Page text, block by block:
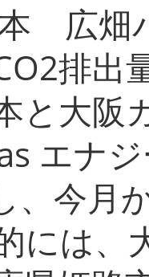
広畑
排出
と大阪
エナ
、今月
には、